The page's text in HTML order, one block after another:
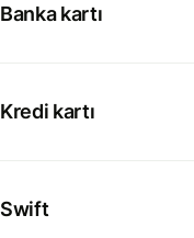
Banka kartı
Kredi kartı
Swift